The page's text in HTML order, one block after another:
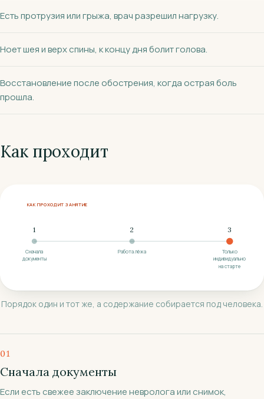
Есть протрузия или грыжа, врач разрешил нагрузку.
Ноет шея и верх спины, к концу дня болит голова.
Восстановление после обострения, когда острая боль
прошла.
Как проходит
КАК ПРОХОДИТ ЗАНЯТИЕ
1
Сначала
документы
2
Работа лёжа
3
Только
индивидуально
на старте
Порядок один и тот же, а содержание собирается под человека.
01
Сначала документы
Если есть свежее заключение невролога или снимок,